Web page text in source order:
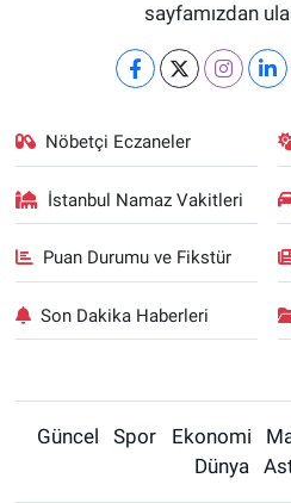
sayfamızdan
Nöbetçi Eczaneler
İstanbul Namaz Vakitleri
Puan Durumu ve Fikstür
Son Dakika Haberleri
Güncel Spor Ekonomi
Dünya